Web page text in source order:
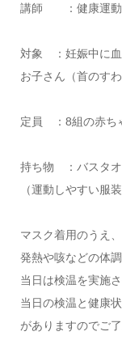
講師 ：健康運
対象 ：妊娠中に血
お子さん（首のす
定員 ：8組の赤ち
持ち物 ：バスタオ
（運動しやすい服
マスク着用のうえ
発熱や咳などの体
当日は検温を実施
当日の検温と健康
がありますのでご了